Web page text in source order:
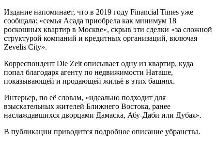
Издание напоминает, что в 2019 году Financial Times уже
сообщала: «семья Асада приобрела как минимум 18
роскошных квартир в Москве», скрыв эти сделки «за сложной
структурой компаний и кредитных организаций, включая
Zevelis City».
Корреспондент Die Zeit описывает одну из квартир, куда
попал благодаря агенту по недвижимости Наташе,
показывающей и продающей жильё в этих башнях.
Интерьер, по её словам, «идеально подходит для
взыскательных жителей Ближнего Востока, ранее
наслаждавшихся дворцами Дамаска, Абу-Даби или Дубая».
В публикации приводится подробное описание убранства.